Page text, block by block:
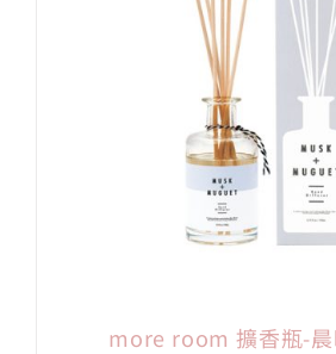
more room 擴香瓶-晨